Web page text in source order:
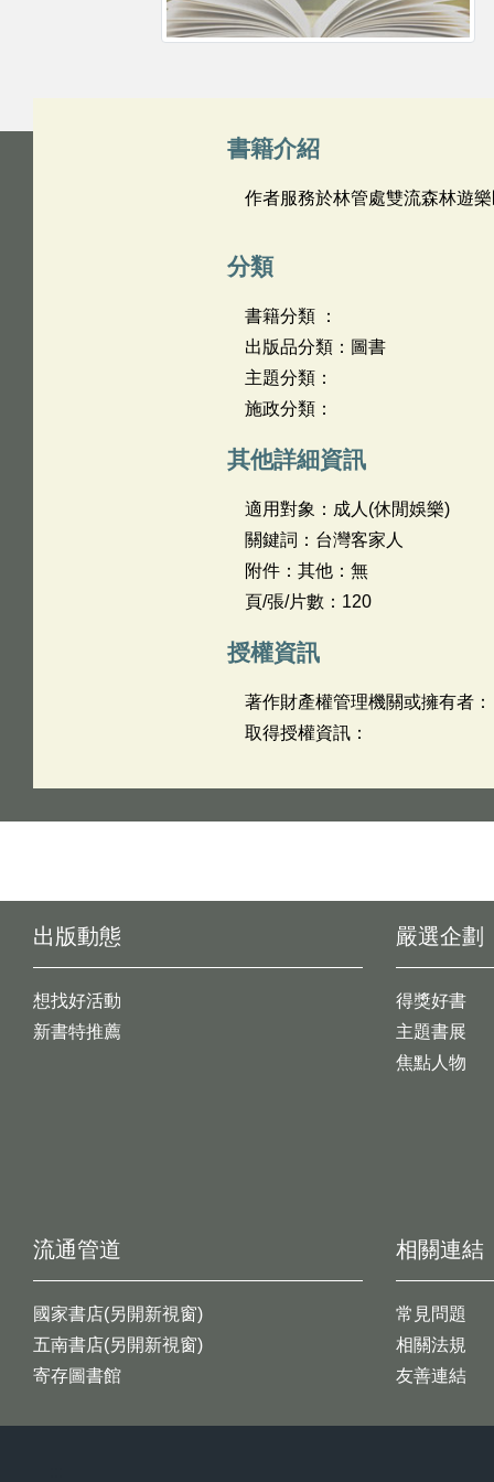
書籍介紹
作者服務於林管處雙流森林遊
分類
書籍分類 ：
出版品分類：圖書
主題分類：
施政分類：
其他詳細資訊
適用對象：成人(休閒娛樂)
關鍵詞：台灣客家人
附件：其他：無
頁/張/片數：120
授權資訊
著作財產權管理機關或擁有者：
取得授權資訊：
出版動態
想找好活動
新書特推薦
嚴選企劃
得獎好書
主題書展
焦點人物
流通管道
國家書店(另開新視窗)
五南書店(另開新視窗)
寄存圖書館
相關連結
常見問題
相關法規
友善連結